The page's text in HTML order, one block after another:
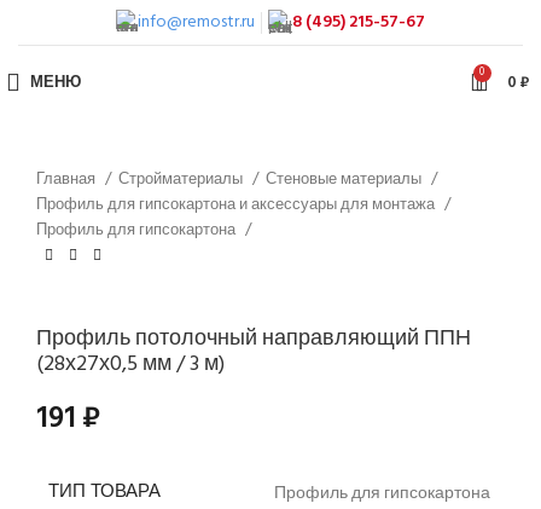
info@remostr.ru 8 (495) 215-57-67
МЕНЮ 0 0₽
Главная Стройматериалы
Стеновые материалы
Профиль для гипсокартона и аксессуары для монтажа
Профиль для гипсокартона
Профиль потолочный направляющий ППН
(28х27х0,5 мм / 3 м)
191₽
ТИП ТОВАРА Профиль для гипсокартона